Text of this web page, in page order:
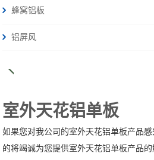
蜂窝铝板
铝屏风
室外天花铝单板
如果您对我公司的室外天花铝单板产品
的将竭诚为您提供室外天花铝单板产品